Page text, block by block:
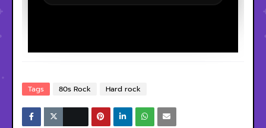
Tags 80s Rock Hard rock